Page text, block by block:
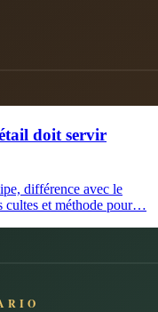
doit servir
différence avec le
cultes et méthode pour…